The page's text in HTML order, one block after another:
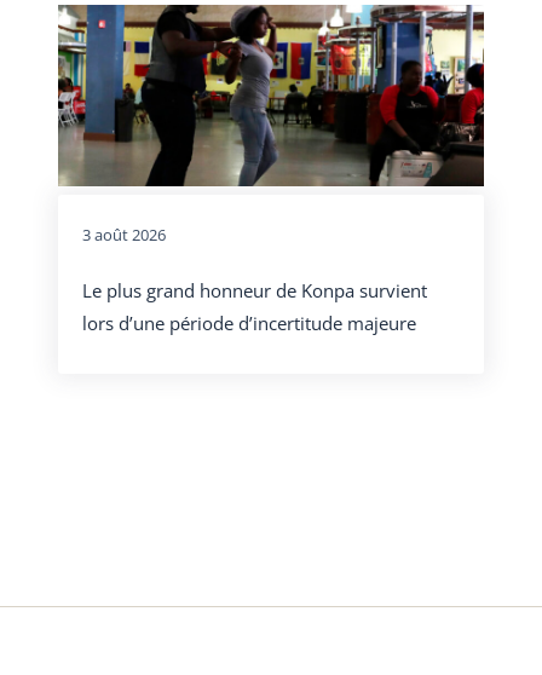
3 août 2026
Le plus grand honneur de Konpa survient
lors d’une période d’incertitude majeure